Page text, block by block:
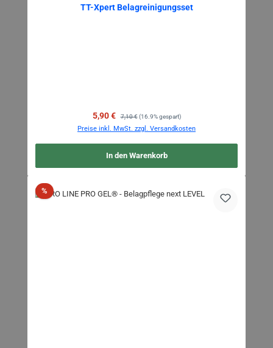
TT-Xpert Belagreinigungsset
Verkaufspreis:
5,90 € Regulärer Preis:
7,10 € (16.9% gespart)
Preise inkl. MwSt. zzgl. Versandkosten
In den Warenkorb
%Rabatt